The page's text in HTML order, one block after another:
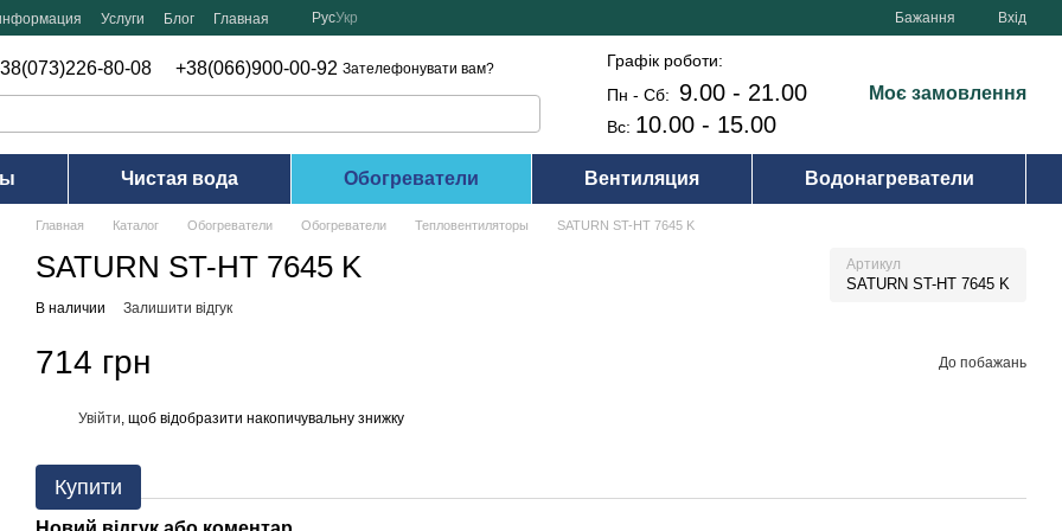
Услуги Блог Главная РусУкр Бажання Вхід
80-08 +38(066)900-00-92 Зателефонувати вам?
Графік роботи:
Пн - Сб: 9.00 - 21.00
Вс: 10.00 - 15.00
Моє замовлення
Чистая вода Обогреватели Вентиляция Водонагреватели
Главная Каталог Обогреватели Обогреватели Тепловентиляторы SATURN ST-HT 7645 K
SATURN ST-HT 7645 K Артикул
SATURN ST-HT 7645 K
В наличии Залишити відгук
714 грн До побажань
Увійти , щоб відобразити накопичувальну знижку
Купити